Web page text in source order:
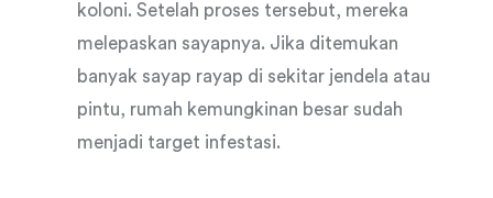
koloni. Setelah proses tersebut, mereka
melepaskan sayapnya. Jika ditemukan
banyak sayap rayap di sekitar jendela atau
pintu, rumah kemungkinan besar sudah
menjadi target infestasi.